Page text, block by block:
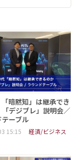
暗黙知」は継承でき
デジブレ」説明会／
ーブル
15:15 経済/ビジネス